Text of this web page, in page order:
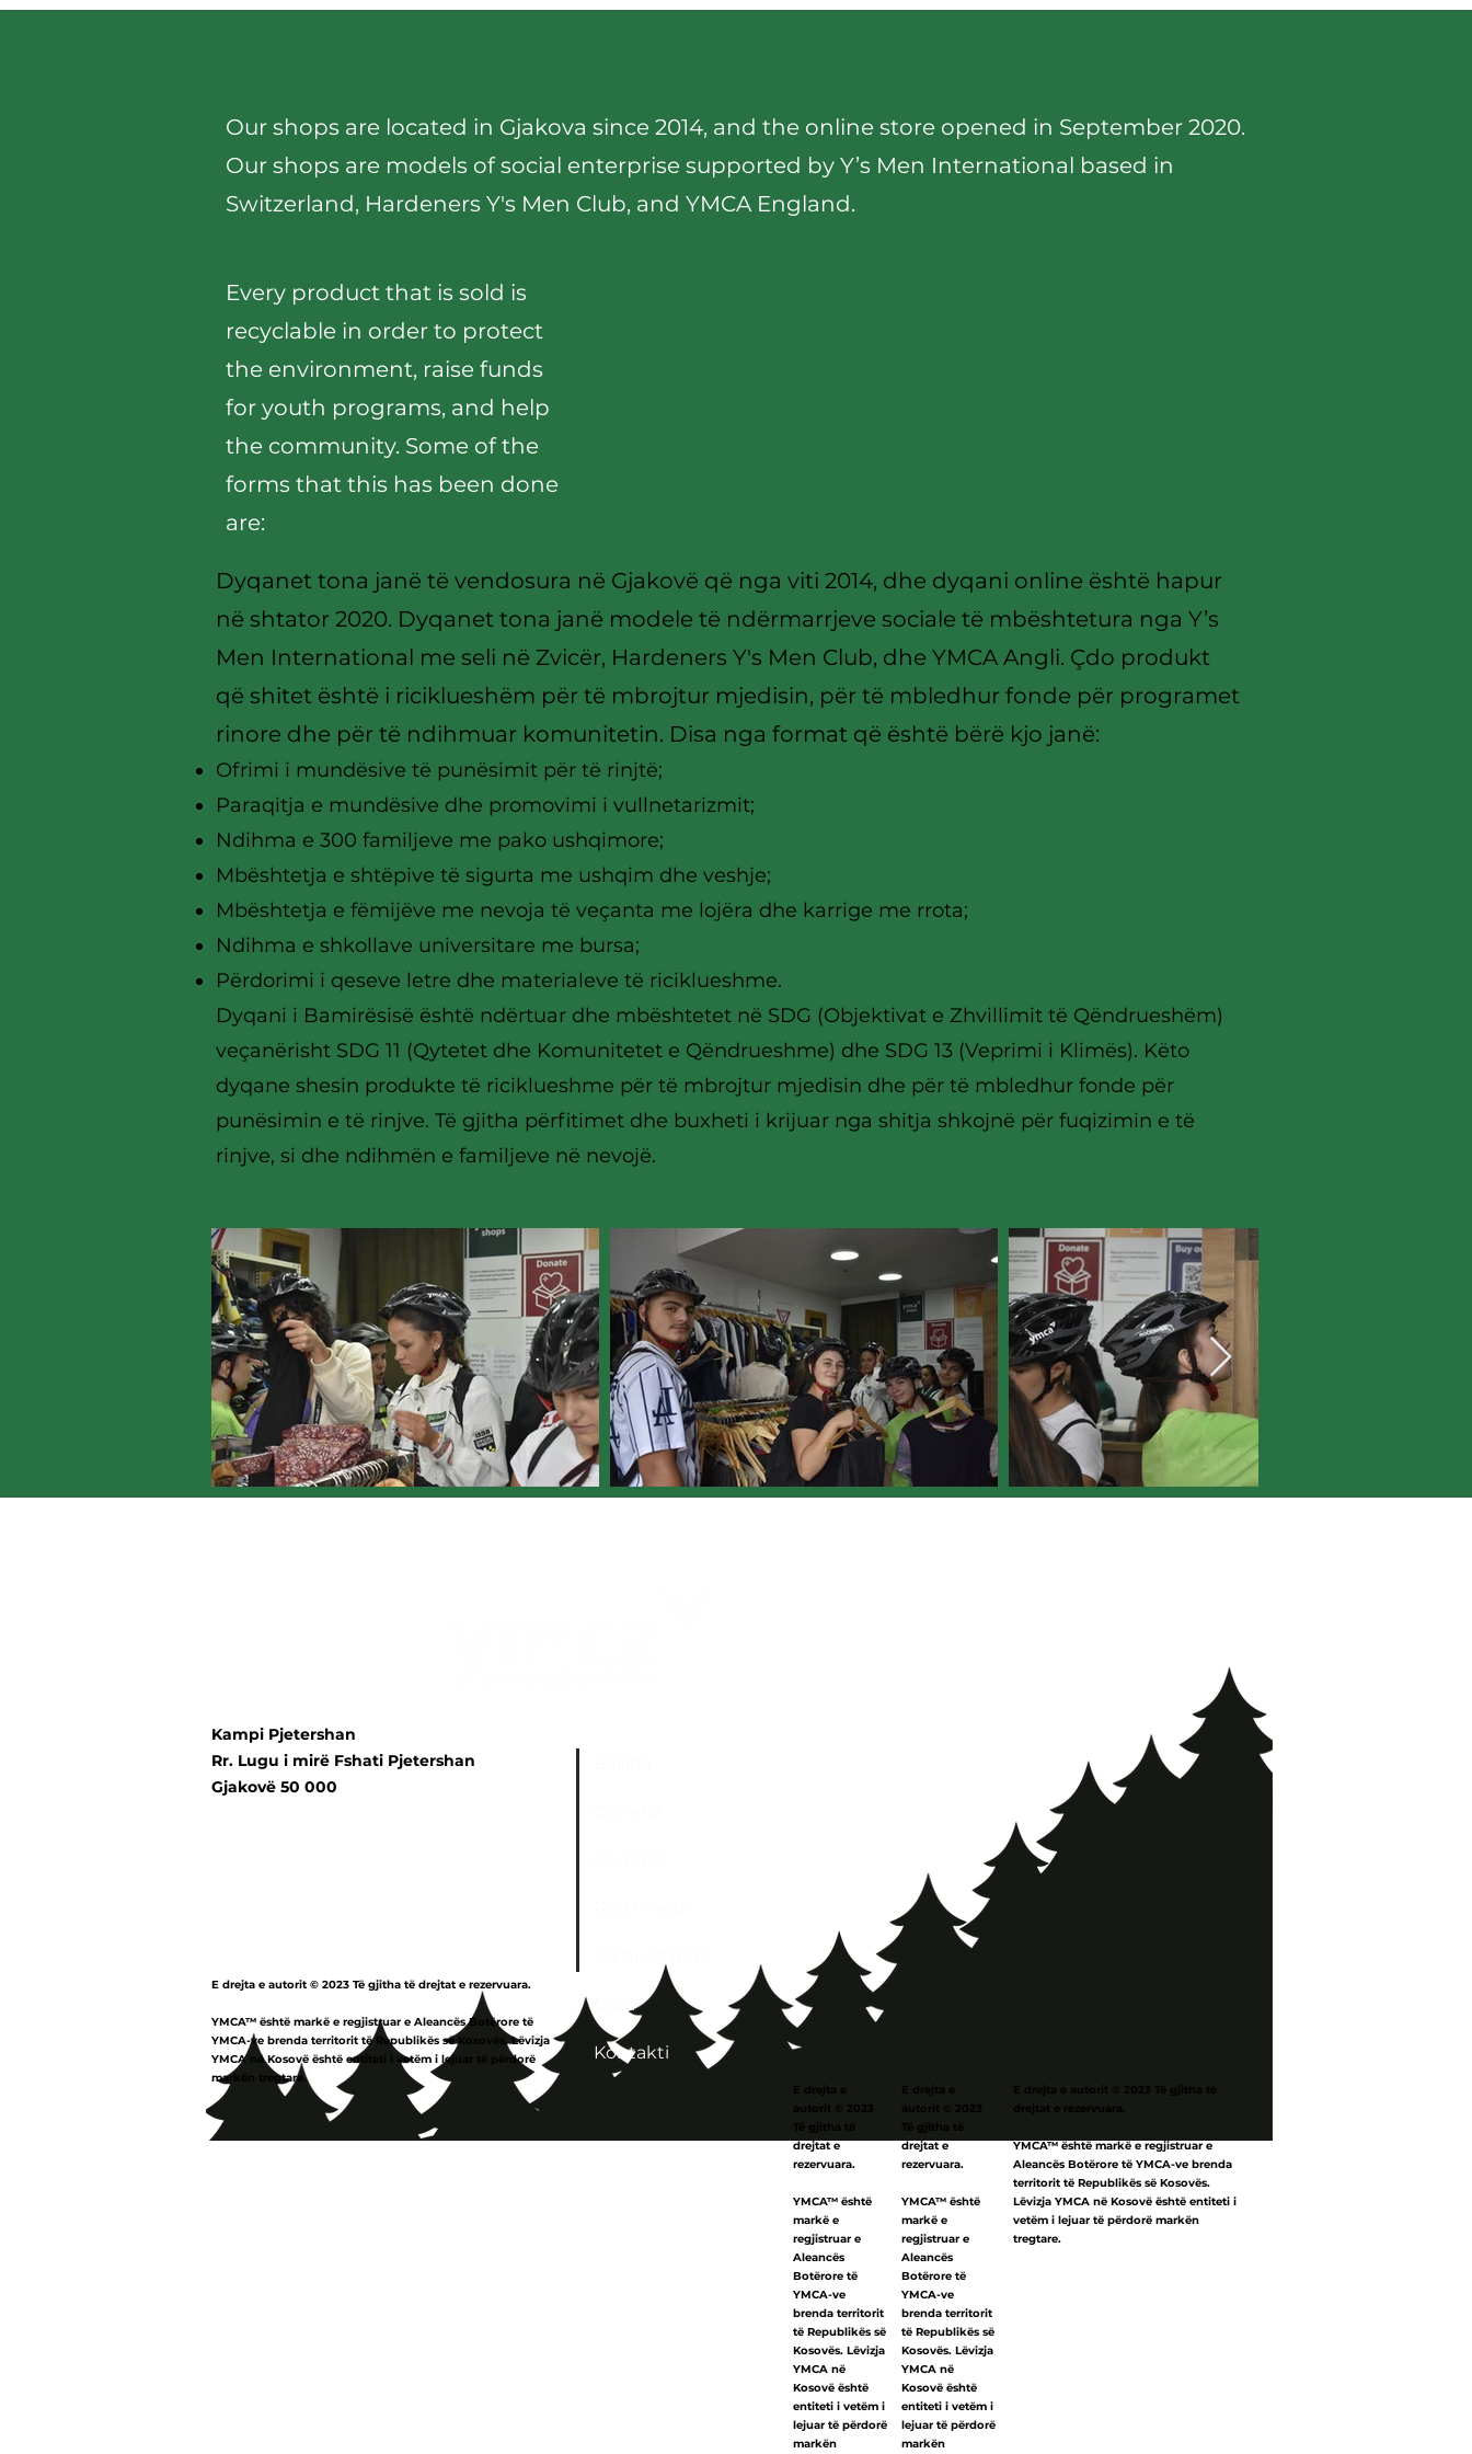
Our shops are located in Gjakova since 2014, and the online store opened in September 2020.
Our shops are models of social enterprise supported by Y’s Men International based in
Switzerland, Hardeners Y's Men Club, and YMCA England.​
Dyqanet tona janë të vendosura në Gjakovë që nga viti 2014, dhe dyqani online është hapur
në shtator 2020. Dyqanet tona janë modele të ndërmarrjeve sociale të mbështetura nga Y’s
Men International me seli në Zvicër, Hardeners Y's Men Club, dhe YMCA Angli.​ Çdo produkt
që shitet është i riciklueshëm për të mbrojtur mjedisin, për të mbledhur fonde për programet
rinore dhe për të ndihmuar komunitetin. Disa nga format që është bërë kjo janë:
Ofrimi i mundësive të punësimit për të rinjtë;
Paraqitja e mundësive dhe promovimi i vullnetarizmit;
Ndihma e 300 familjeve me pako ushqimore;
Mbështetja e shtëpive të sigurta me ushqim dhe veshje;
Mbështetja e fëmijëve me nevoja të veçanta me lojëra dhe karrige me rrota;
Ndihma e shkollave universitare me bursa;
Përdorimi i qeseve letre dhe materialeve të riciklueshme.​
Dyqani i Bamirësisë është ndërtuar dhe mbështetet në SDG (Objektivat e Zhvillimit të Qëndrueshëm)
veçanërisht SDG 11 (Qytetet dhe Komunitetet e Qëndrueshme) dhe SDG 13 (Veprimi i Klimës). Këto
dyqane shesin produkte të riciklueshme për të mbrojtur mjedisin dhe për të mbledhur fonde për
punësimin e të rinjve. Të gjitha përfitimet dhe buxheti i krijuar nga shitja shkojnë për fuqizimin e të
rinjve, si dhe ndihmën e familjeve në nevojë.
Every product that is sold is
recyclable in order to protect
the environment, raise funds
for youth programs, and help
the community. Some of the
forms that this has been done
are:
Kampi Pjetershan
Rr. Lugu i mirë Fshati Pjetershan
Gjakovë 50 000
Data
Kontakti
E drejta e autorit © 2023 Të gjitha të drejtat e rezervuara.
YMCA™ është markë e regjistruar e Aleancës Botërore të
YMCA-ve brenda territorit të Republikës së Kosovës. Lëvizja
YMCA në Kosovë është entiteti i vetëm i lejuar të përdorë
markën tregtare.
E drejta e autorit © 2023 Të gjitha të
drejtat e rezervuara.
YMCA™ është markë e regjistruar e
Aleancës Botërore të YMCA-ve brenda
territorit të Republikës së Kosovës.
Lëvizja YMCA në Kosovë është entiteti i
vetëm i lejuar të përdorë markën
tregtare.
E drejta e
autorit © 2023
Të gjitha të
drejtat e
rezervuara.
YMCA™ është
markë e
regjistruar e
Aleancës
Botërore të
YMCA-ve
brenda territorit
të Republikës së
Kosovës. Lëvizja
YMCA në
Kosovë është
entiteti i vetëm i
lejuar të përdorë
markën
E drejta e
autorit © 2023
Të gjitha të
drejtat e
rezervuara.
YMCA™ është
markë e
regjistruar e
Aleancës
Botërore të
YMCA-ve
brenda territorit
të Republikës së
Kosovës. Lëvizja
YMCA në
Kosovë është
entiteti i vetëm i
lejuar të përdorë
markën